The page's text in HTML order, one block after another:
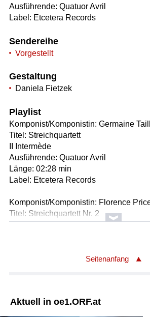
Ausführende: Quatuor Avril
Label: Etcetera Records
Sendereihe
Vorgestellt
Gestaltung
Daniela Fietzek
Playlist
Komponist/Komponistin: Germaine
Titel: Streichquartett
II Intermède
Ausführende: Quatuor Avril
Länge: 02:28 min
Label: Etcetera Records
Komponist/Komponistin: Florence
Titel: Streichquartett Nr. 2
III Juba: Allegro
Label: Etcetera Records
Ausführende: Quatuor Avril
Länge: 08:04 min
Seitenanfang
Aktuell in oe1.ORF.at